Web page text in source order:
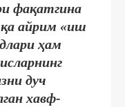
фақатгина
айрим «иш
ҳам
дуч
хавф-